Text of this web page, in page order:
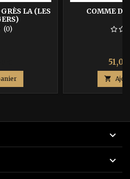
LA (LES
(0)
COMME
Prix


